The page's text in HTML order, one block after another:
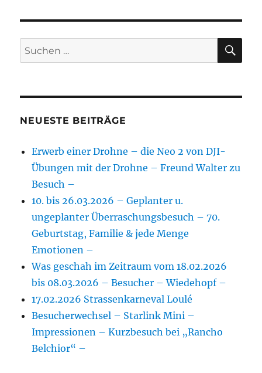
Suchen
nach:
NEUESTE BEITRÄGE
Erwerb einer Drohne – die Neo 2 von DJI-
Übungen mit der Drohne – Freund Walter zu
Besuch –
10. bis 26.03.2026 – Geplanter u.
ungeplanter Überraschungsbesuch – 70.
Geburtstag, Familie & jede Menge
Emotionen –
Was geschah im Zeitraum vom 18.02.2026
bis 08.03.2026 – Besucher – Wiedehopf –
17.02.2026 Strassenkarneval Loulé
Besucherwechsel – Starlink Mini –
Impressionen – Kurzbesuch bei „Rancho
Belchior“ –